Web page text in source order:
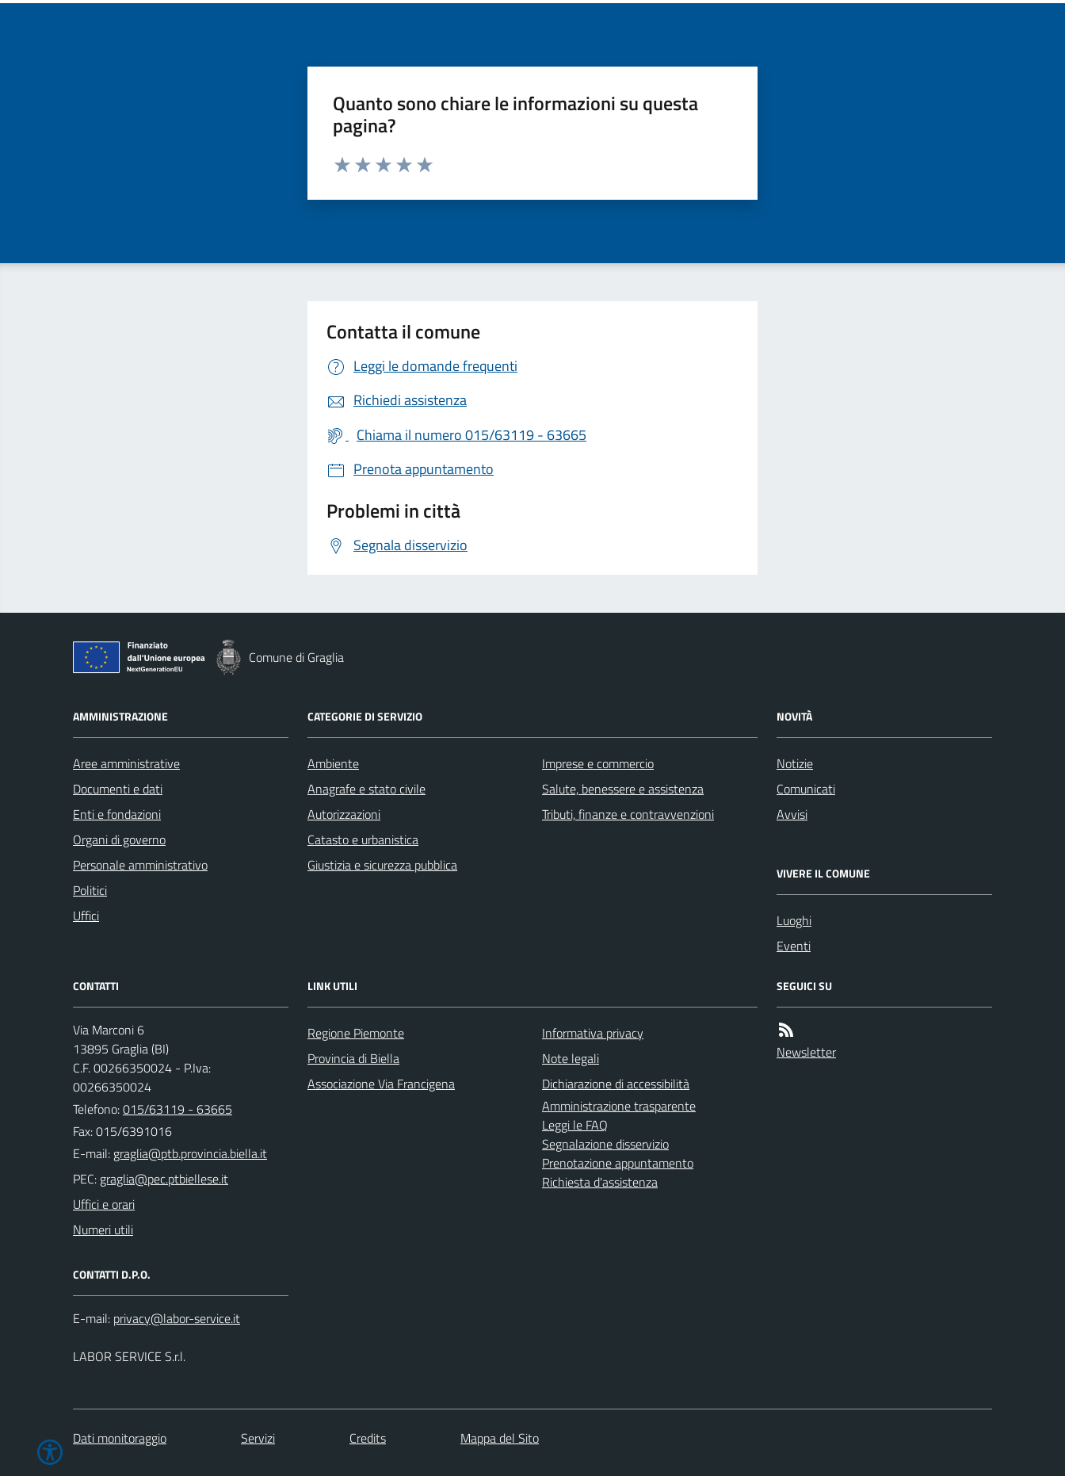
Quanto sono chiare le informazioni su questa
pagina?
Valuta da 1 a 5 stelle la pagina
Contatta il comune
Leggi le domande frequenti
Richiedi assistenza
Chiama il numero 015/63119 - 63665
Prenota appuntamento
Problemi in città
Segnala disservizio
Comune di Graglia
AMMINISTRAZIONE
Aree amministrative
Documenti e dati
Enti e fondazioni
Organi di governo
Personale amministrativo
Politici
Uffici
CATEGORIE DI SERVIZIO
Ambiente
Anagrafe e stato civile
Autorizzazioni
Catasto e urbanistica
Giustizia e sicurezza pubblica
Imprese e commercio
Salute, benessere e assistenza
Tributi, finanze e contravvenzioni
NOVITÀ
Notizie
Comunicati
Avvisi
VIVERE IL COMUNE
Luoghi
Eventi
CONTATTI
Via Marconi 6
13895 Graglia (BI)
C.F. 00266350024 - P.Iva:
00266350024
Telefono:015/63119 - 63665
Fax: 015/6391016
E-mail:
PEC:
Uffici e orari
Numeri utili
CONTATTI D.P.O.
E-mail:
LABOR SERVICE S.r.l.
LINK UTILI
Regione Piemonte
Provincia di Biella
Associazione Via Francigena
Informativa privacy
Note legali
Dichiarazione di accessibilità
Amministrazione trasparente
Leggi le FAQ
Segnalazione disservizio
Prenotazione appuntamento
Richiesta d'assistenza
SEGUICI SU
Newsletter
Dati monitoraggio Servizi Credits Mappa del Sito